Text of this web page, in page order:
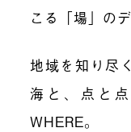
こる「場」の
地域を知り尽
海と、点と
WHERE。